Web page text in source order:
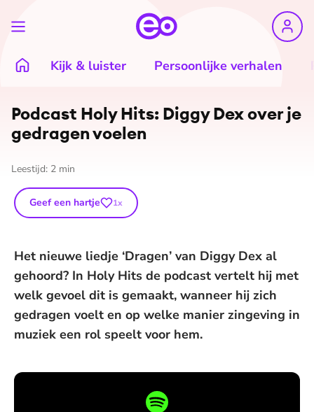
Kijk & luister Persoonlijke verhalen
Podcast Holy Hits: Diggy Dex over je
gedragen voelen
Leestijd: 2 min
Geef een hartje 1x
Het nieuwe liedje ‘Dragen’ van Diggy Dex al
gehoord? In Holy Hits de podcast vertelt hij met
welk gevoel dit is gemaakt, wanneer hij zich
gedragen voelt en op welke manier zingeving in
muziek een rol speelt voor hem.